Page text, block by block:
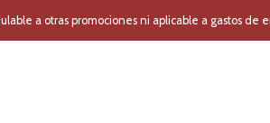
a otras promociones ni aplicable a gastos de
Niño Tumbao Percussion TP130
Niño Tumbao